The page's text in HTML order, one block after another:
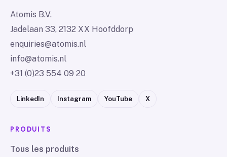
Atomis B.V.
Jadelaan 33, 2132 XX Hoofddorp
enquiries@atomis.nl
info@atomis.nl
+31 (0)23 554 09 20
LinkedIn Instagram YouTube X
PRODUITS
Tous les produits